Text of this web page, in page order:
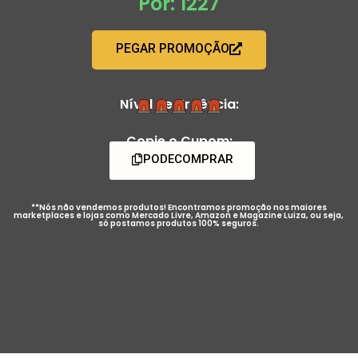
PEGAR PROMOÇÃO
Nível de Urgência:
Copie o Cupom:
PODECOMPRAR
**Nós não vendemos produtos! Encontramos promoção nos maiores
marketplaces e lojas como Mercado Livre, Amazon e Magazine Luiza, ou seja,
só postamos produtos 100% seguros.